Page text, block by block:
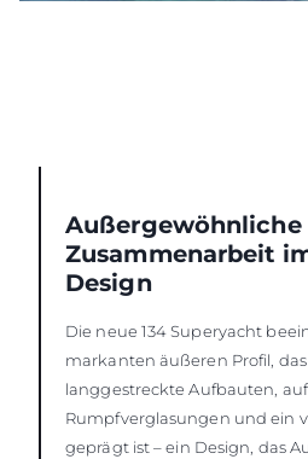
Außergewöhnliche
Zusammenarbeit
Design
Die neue 134 Superyacht
markanten äußeren Profil,
langgestreckte Aufbauten,
Rumpfverglasungen und ein
geprägt ist – ein Design, das